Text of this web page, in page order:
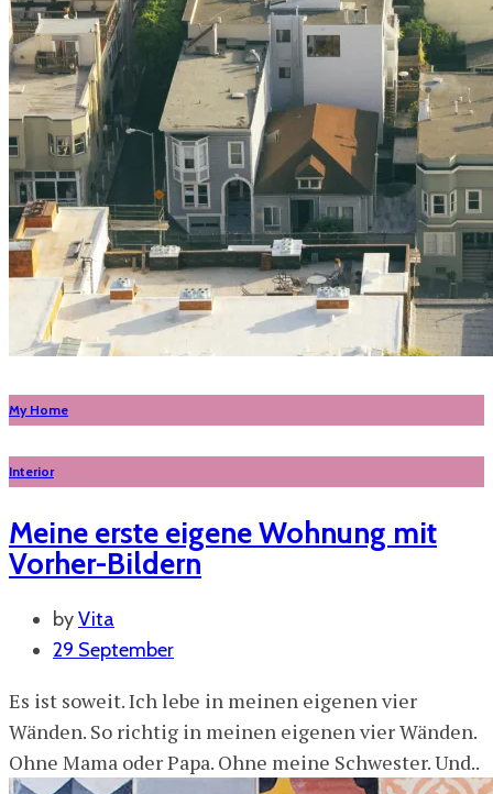
My Home
Interior
Meine erste eigene Wohnung mit
Vorher-Bildern
byVita
29 September
Es ist soweit. Ich lebe in meinen eigenen vier
Wänden. So richtig in meinen eigenen vier Wänden.
Ohne Mama oder Papa. Ohne meine Schwester. Und..